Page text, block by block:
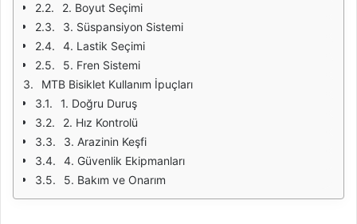
2. Boyut Seçimi
3. Süspansiyon Sistemi
4. Lastik Seçimi
5. Fren Sistemi
MTB Bisiklet Kullanım İpuçları
1. Doğru Duruş
2. Hız Kontrolü
3. Arazinin Keşfi
4. Güvenlik Ekipmanları
5. Bakım ve Onarım